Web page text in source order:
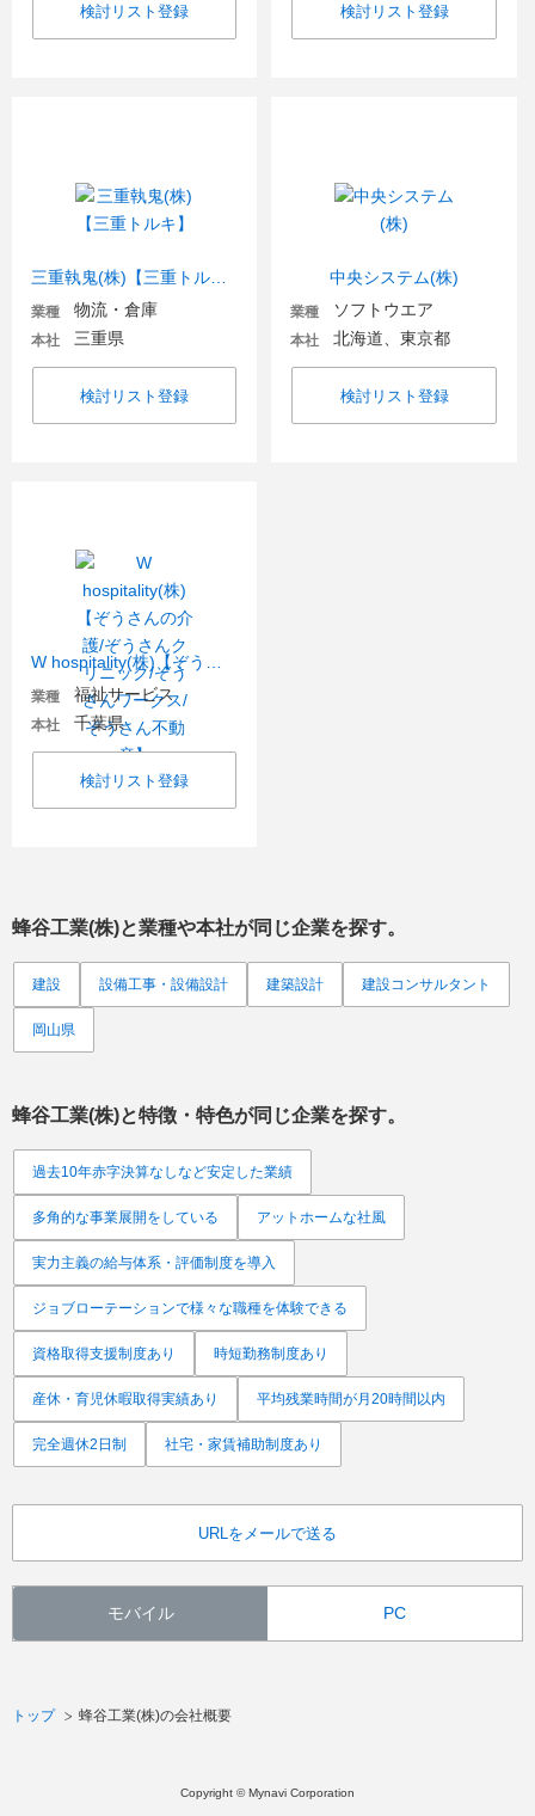
検討リスト登録 検討リスト登録
業種 物流・倉庫
本社 三重県
検討リスト登録
中央システム(株)
業種 ソフトウエア
本社 北海道、東京都
検討リスト登録
業種 福祉サービス
本社 千葉県
検討リスト登録
蜂谷工業(株)と業種や本社が同じ企業を探す。
建設 設備工事・設備設計 建築設計 建設コンサルタント
岡山県
蜂谷工業(株)と特徴・特色が同じ企業を探す。
過去10年赤字決算なしなど安定した業績
多角的な事業展開をしている アットホームな社風
実力主義の給与体系・評価制度を導入
ジョブローテーションで様々な職種を体験できる
資格取得支援制度あり 時短勤務制度あり
産休・育児休暇取得実績あり 平均残業時間が月20時間以内
完全週休2日制 社宅・家賃補助制度あり
URLをメールで送る
モバイル PC
トップ 蜂谷工業(株)の会社概要
Copyright © Mynavi Corporation